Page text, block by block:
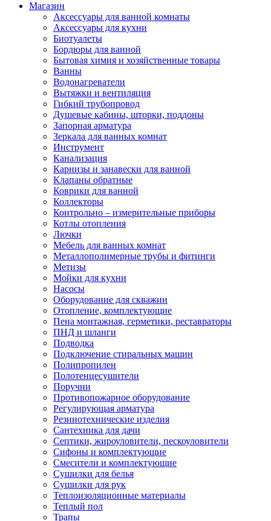
Магазин
Аксессуары для ванной комнаты
Аксессуары для кухни
Биотуалеты
Бордюры для ванной
Бытовая химия и хозяйственные товары
Ванны
Водонагреватели
Вытяжки и вентиляция
Гибкий трубопровод
Душевые кабины, шторки, поддоны
Запорная арматура
Зеркала для ванных комнат
Инструмент
Канализация
Карнизы и занавески для ванной
Клапаны обратные
Коврики для ванной
Коллекторы
Контрольно – измерительные приборы
Котлы отопления
Лючки
Мебель для ванных комнат
Металлополимерные трубы и фитинги
Метизы
Мойки для кухни
Насосы
Оборудование для скважин
Отопление, комплектующие
Пена монтажная, герметики, реставраторы
ПНД и шланги
Подводка
Подключение стиральных машин
Полипропилен
Полотенцесушители
Поручни
Противопожарное оборудование
Регулирующая арматура
Резинотехнические изделия
Сантехника для дачи
Септики, жироуловители, пескоуловители
Сифоны и комплектующие
Смесители и комплектующие
Сушилки для белья
Сушилки для рук
Теплоизоляционные материалы
Теплый пол
Трапы